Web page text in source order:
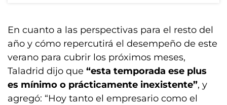
En cuanto a las perspectivas para el resto del
año y cómo repercutirá el desempeño de este
verano para cubrir los próximos meses,
Taladrid dijo que “esta temporada ese plus
es mínimo o prácticamente inexistente”, y
agregó: “Hoy tanto el empresario como el